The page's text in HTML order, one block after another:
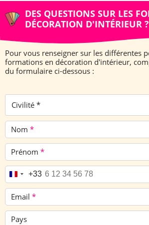
DES QUESTIONS SUR LES
DÉCORATION D'INTÉRIEUR ?
Pour vous renseigner sur les différentes
formations en décoration d'intérieur,
du formulaire ci-dessous :
Civilité *
Nom *
Prénom *
Téléphone *
+33
Email *
Pays